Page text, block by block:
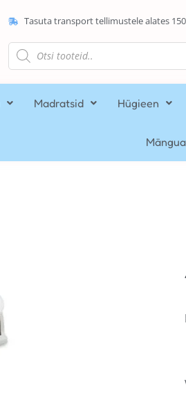
Tasuta transport tellimustele alates
Madratsid Hügieen